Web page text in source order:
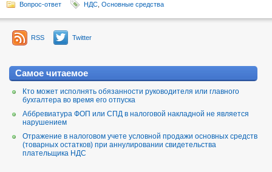
Вопрос-ответ НДС Основные средства
RSS Twitter
Самое читаемое
Кто может исполнять обязанности руководителя или главного
бухгалтера во время его отпуска
Аббревиатура ФОП или СПД в налоговой накладной не является
нарушением
Отражение в налоговом учете условной продажи основных средств
(товарных остатков) при аннулировании свидетельства
плательщика НДС